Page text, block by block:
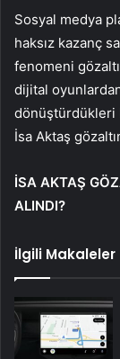
Sosyal medya
haksız kazanç
fenomeni
dijital
dönüştürdükleri
İsa Aktaş
İSA AKTAŞ
ALINDI?
İlgili Makaleler